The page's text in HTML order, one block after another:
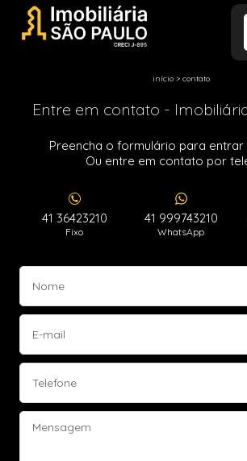
início> contato
Entre em contato -
Preencha o formulário para
Ou entre em contato por
41 36423210
Fixo
41 999743210
WhatsApp